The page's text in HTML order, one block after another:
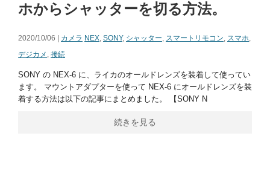
ホからシャッターを切る方法。
2020/10/06 | カメラ NEX, SONY, シャッター, スマートリモコン, スマホ,
デジカメ , 接続
SONY の NEX-6 に、ライカのオールドレンズを装着して使ってい
ます。 マウントアダプターを使って NEX-6 にオールドレンズを装
着する方法は以下の記事にまとめました。 【SONY N
続きを見る